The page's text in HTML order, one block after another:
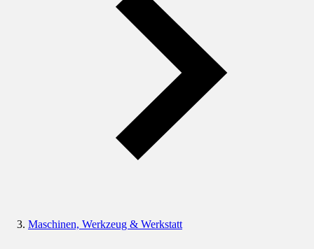
Maschinen, Werkzeug & Werkstatt